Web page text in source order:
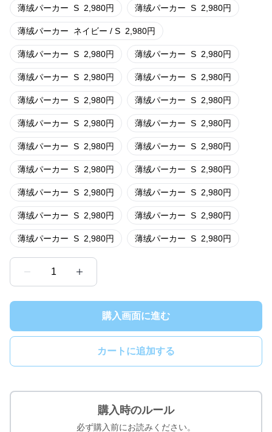
薄绒パーカー S 2,980円 薄绒パーカー S 2,980円
薄绒パーカー ネイビー / S 2,980円
薄绒パーカー S 2,980円 薄绒パーカー S 2,980円
薄绒パーカー S 2,980円 薄绒パーカー S 2,980円
薄绒パーカー S 2,980円 薄绒パーカー S 2,980円
薄绒パーカー S 2,980円 薄绒パーカー S 2,980円
薄绒パーカー S 2,980円 薄绒パーカー S 2,980円
薄绒パーカー S 2,980円 薄绒パーカー S 2,980円
薄绒パーカー S 2,980円 薄绒パーカー S 2,980円
薄绒パーカー S 2,980円 薄绒パーカー S 2,980円
薄绒パーカー S 2,980円 薄绒パーカー S 2,980円
1
購入画面に進む
カートに追加する
購入時のルール
必ず購入前にお読みください。